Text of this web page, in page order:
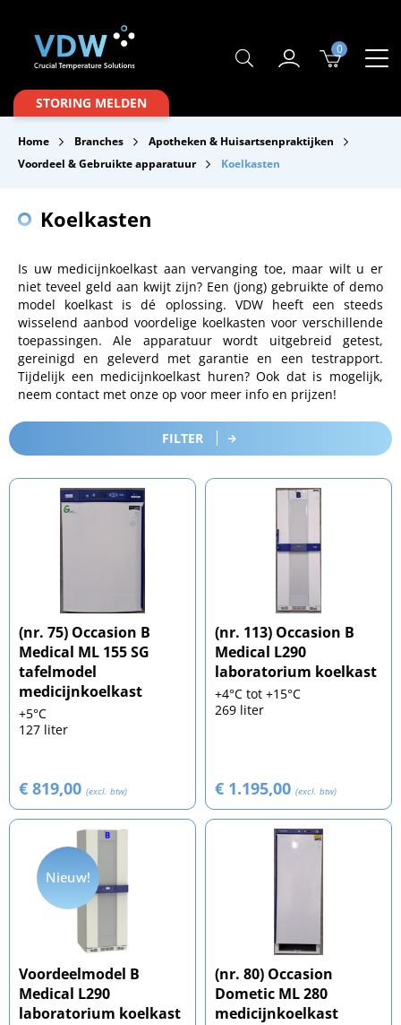
Producten
Branches
Merken
Contact
Downloads
0
STORING MELDEN
Home Branches
Apotheken & Huisartsenpraktijken
Voordeel & Gebruikte apparatuur
Koelkasten
Koelkasten
Is uw medicijnkoelkast aan vervanging toe, maar wilt u er
niet teveel geld aan kwijt zijn? Een (jong) gebruikte of demo
model koelkast is dé oplossing. VDW heeft een steeds
wisselend aanbod voordelige koelkasten voor verschillende
toepassingen. Ale apparatuur wordt uitgebreid getest,
gereinigd en geleverd met garantie en een testrapport.
Tijdelijk een medicijnkoelkast huren? Ook dat is mogelijk,
neem contact met onze op voor meer info en prijzen!
FILTER
(nr. 75) Occasion B
Medical ML 155 SG
tafelmodel
medicijnkoelkast
+5°C
127 liter
€ 819,00 (excl. btw)
(nr. 113) Occasion B
Medical L290
laboratorium koelkast
+4°C tot +15°C
269 liter
€ 1.195,00 (excl. btw)
Nieuw!
Voordeelmodel B
Medical L290
laboratorium koelkast
(nr. 80) Occasion
Dometic ML 280
medicijnkoelkast